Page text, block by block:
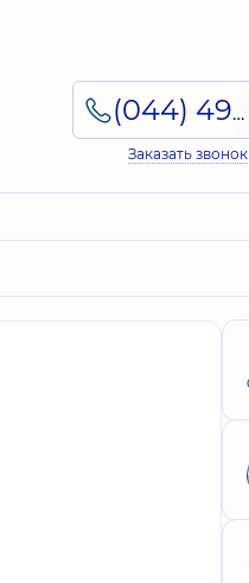
(044) 495-2-888
Заказать звонок